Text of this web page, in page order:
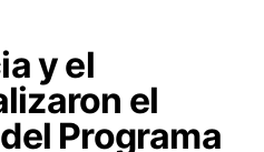
y el
el
Programa